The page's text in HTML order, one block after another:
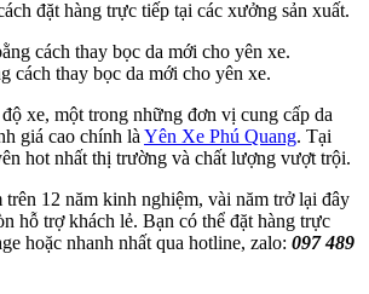
đặt hàng trực tiếp tại các xưởng sản xuất.
cách thay bọc da mới cho yên xe.
xe, một trong những đơn vị cung cấp da
giá cao chính là Yên Xe Phú Quang. Tại
hot nhất thị trường và chất lượng vượt trội.
trên 12 năm kinh nghiệm, vài năm trở lại đây
hỗ trợ khách lẻ. Bạn có thể đặt hàng trực
hoặc nhanh nhất qua hotline, zalo: 097 489